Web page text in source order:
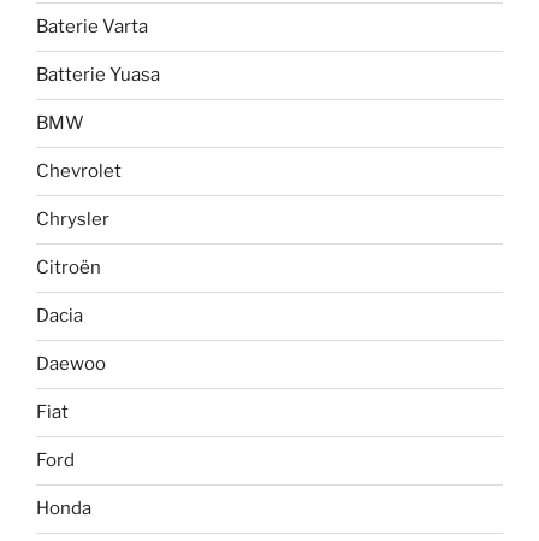
Baterie Varta
Batterie Yuasa
BMW
Chevrolet
Chrysler
Citroën
Dacia
Daewoo
Fiat
Ford
Honda